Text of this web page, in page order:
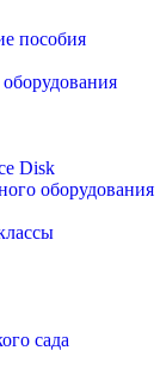
пособия
Disk
оборудования
сада